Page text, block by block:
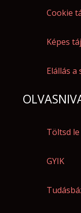
Cookie
Képes
Elállás a
Töltsd
GYIK